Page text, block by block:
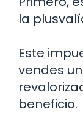
la
Este
vendes
beneficio.